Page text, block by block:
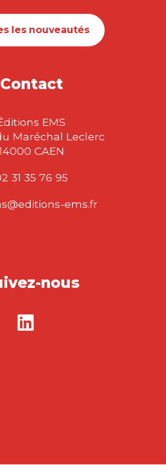
les nouveautés
Contact
EMS
Maréchal Leclerc
CAEN
31 35 76 95
ems.fr
nous